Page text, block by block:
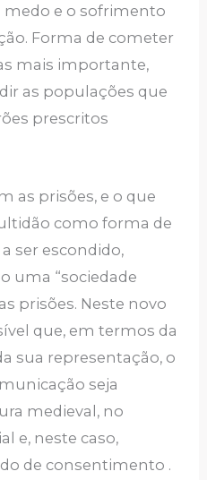
e o sofrimento
Forma de cometer
mais importante,
as populações que
prescritos
as prisões, e o que
como forma de
ser escondido,
uma “sociedade
prisões. Neste novo
que, em termos da
sua representação, o
seja
medieval, no
e, neste caso,
de consentimento .